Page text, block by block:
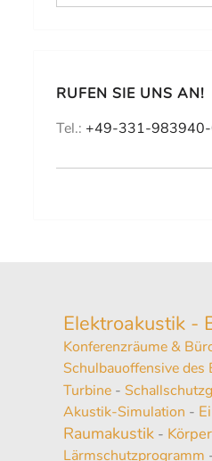
RUFEN SIE UNS AN!
Tel.: +49-331-
Elektroakustik -
Konferenzräume &
Schulbauoffensive des
Turbine-
Akustik-Simulation -
Raumakustik-
Lärmschutzprogramm